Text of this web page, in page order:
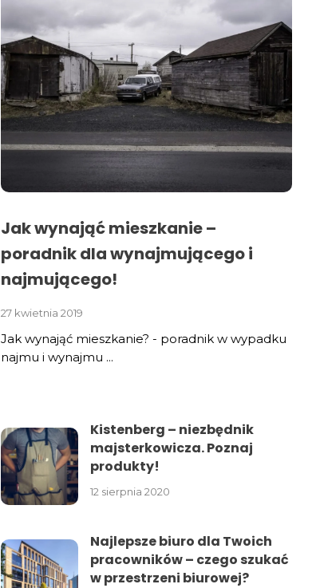
Jak wynająć mieszkanie –
poradnik dla wynajmującego i
najmującego!
27 kwietnia 2019
Jak wynająć mieszkanie? - poradnik w wypadku
najmu i wynajmu ...
Kistenberg – niezbędnik
majsterkowicza. Poznaj
produkty!
12 sierpnia 2020
Najlepsze biuro dla Twoich
pracowników – czego szukać
w przestrzeni biurowej?